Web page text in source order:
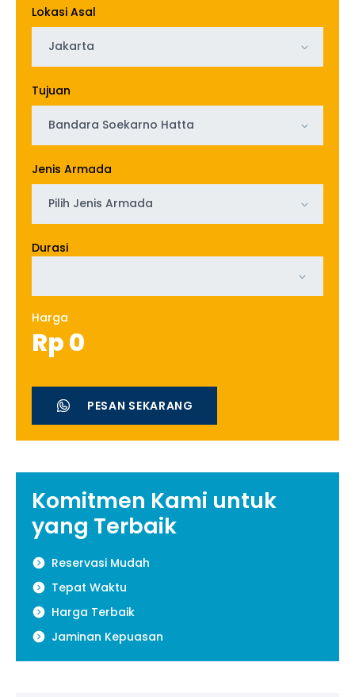
Lokasi Asal
Jakarta
Tujuan
Bandara Soekarno Hatta
Jenis Armada
Pilih Jenis Armada
Durasi
Harga
Rp0
PESAN SEKARANG
Komitmen Kami untuk
yang Terbaik
Reservasi Mudah
Tepat Waktu
Harga Terbaik
Jaminan Kepuasan